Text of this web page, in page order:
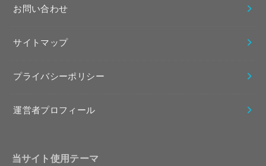
お問い合わせ
サイトマップ
プライバシーポリシー
運営者プロフィール
当サイト使用テーマ